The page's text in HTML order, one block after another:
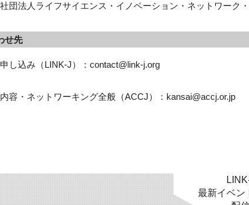
団法人ライフサイエンス・イノベーション・ネットワーク
せ先
し込み（LINK-J）：contact@link-j.org
容・ネットワーキング全般（ACCJ）：kansai@accj.or.jp
最新イベン